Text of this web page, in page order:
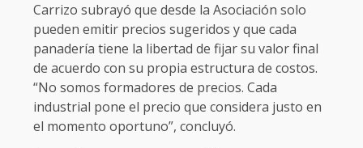
Carrizo subrayó que desde la Asociación solo
pueden emitir precios sugeridos y que cada
panadería tiene la libertad de fijar su valor final
de acuerdo con su propia estructura de costos.
“No somos formadores de precios. Cada
industrial pone el precio que considera justo en
el momento oportuno”, concluyó.